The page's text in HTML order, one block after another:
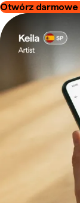
Otwórz